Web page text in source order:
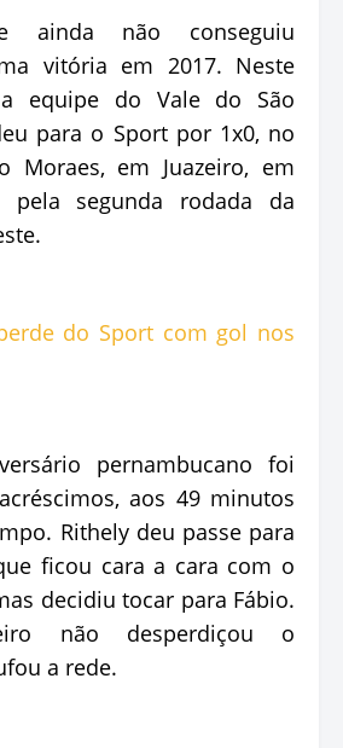
ainda não conseguiu
vitória em 2017. Neste
equipe do Vale do São
para o Sport por 1x0, no
Moraes, em Juazeiro, em
pela segunda rodada da
pernambucano foi
aos 49 minutos
Rithely deu passe para
ficou cara a cara com o
decidiu tocar para Fábio.
não desperdiçou o
a rede.